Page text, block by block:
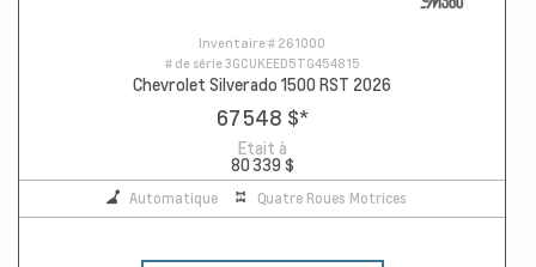
Inventaire # 261000
# de série3GCUKEED5TG454815
Chevrolet Silverado 1500 RST 2026
67 548 $*
Etait à
80 339 $
Automatique Quatre Roues Motrices